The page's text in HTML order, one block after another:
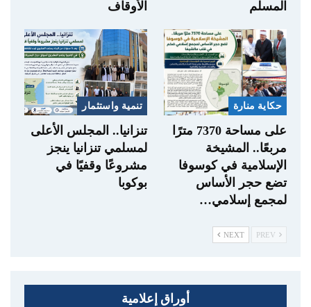
المسلم
الأوقاف
حكاية منارة
على مساحة 7370 مترًا
مربعًا.. المشيخة
الإسلامية في كوسوفا
تضع حجر الأساس
لمجمع إسلامي…
تنمية واستثمار
تنزانيا.. المجلس الأعلى
لمسلمي تنزانيا ينجز
مشروعًا وقفيًا في
بوكوبا
NEXT
أوراق إعلامية